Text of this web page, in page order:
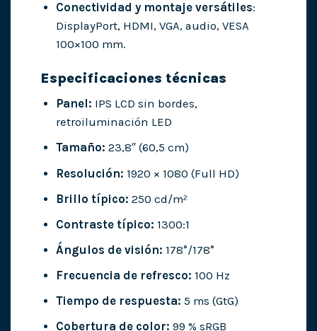
Conectividad y montaje versátiles:
DisplayPort, HDMI, VGA, audio, VESA
100×100 mm.
Especificaciones técnicas
Panel: IPS LCD sin bordes,
retroiluminación LED
Tamaño: 23,8″ (60,5 cm)
Resolución: 1920 × 1080 (Full HD)
Brillo típico: 250 cd/m²
Contraste típico: 1300:1
Ángulos de visión: 178°/178°
Frecuencia de refresco: 100 Hz
Tiempo de respuesta: 5 ms (GtG)
Cobertura de color: 99 % sRGB